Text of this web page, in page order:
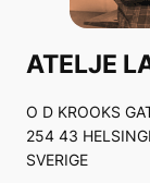
ATELJE
O D KROOKS
254 43
SVERIGE